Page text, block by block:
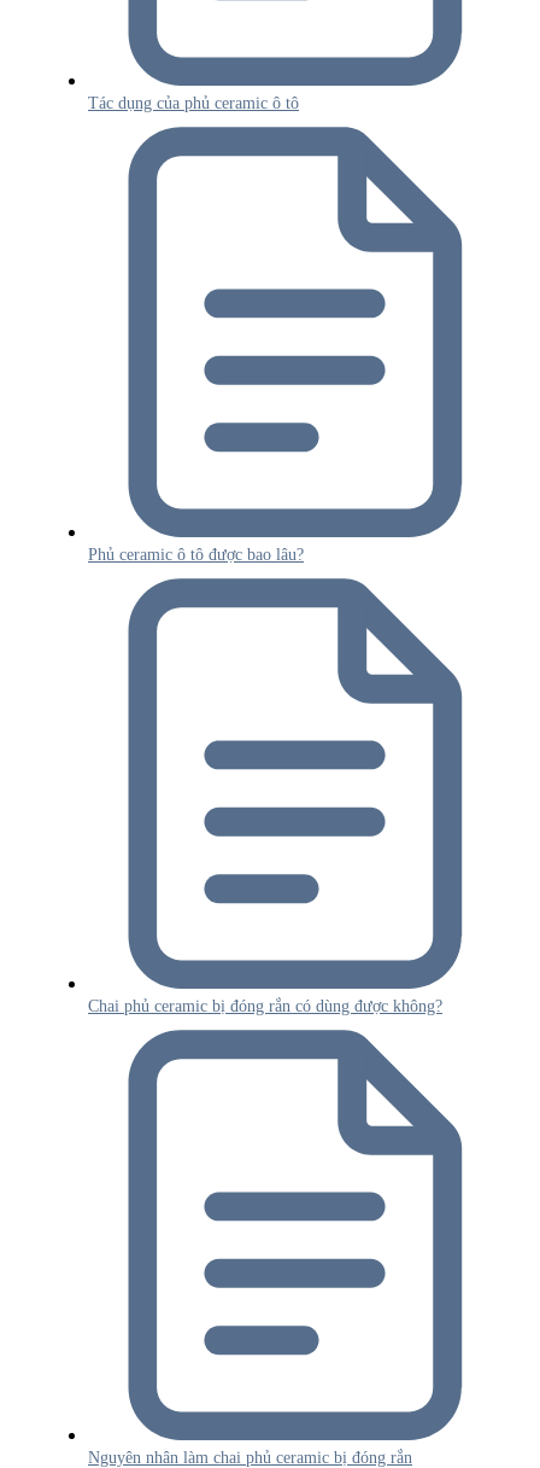
Tác dụng của phủ ceramic ô tô
Phủ ceramic ô tô được bao lâu?
Chai phủ ceramic bị đóng rắn có dùng được không?
Nguyên nhân làm chai phủ ceramic bị đóng rắn